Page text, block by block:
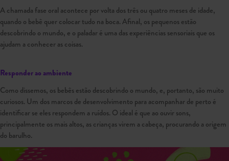
A chamada fase oral acontece por volta dos três ou quatro meses de idade,
quando o bebê quer colocar tudo na boca. Afinal, os pequenos estão
descobrindo o mundo, e o paladar é uma das experiências sensoriais que os
ajudam a conhecer as coisas.
Responder ao ambiente
Como dissemos, os bebês estão descobrindo o mundo, e, portanto, são muito
curiosos. Um dos marcos de desenvolvimento para acompanhar de perto é
identificar se eles respondem a ruídos. O ideal é que ao ouvir sons,
principalmente os mais altos, as crianças virem a cabeça, procurando a origem
do barulho.